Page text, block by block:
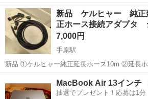
2026年7月末まで使用していました。 新しく購入したので 出品しまし
た。 特に故障等はなかったので 普通に使用し
す。 ...
滋賀 守山市 守山駅
新品 ケルヒャー 純正
正ホース接続アダプ
7,000円
手原駅
新品 ①ケルヒャー純正延長ホース10m ②延長
③ショートガン 5in1ノズル 上記の3点セットです。 Amazon で
12000円ぐらいで購入したのですが、結局一度
ていまし...
生活家電
MacBook Air 13インチ
抽選でプレゼント！応募は1分